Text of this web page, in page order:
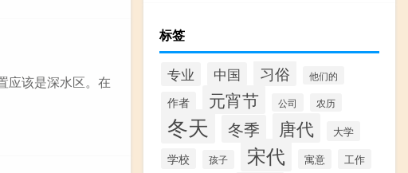
应该是深水区。在
标签
专业 中国 习俗 他们的
作者 元宵节 公司 农历
冬天 冬季 唐代 大学
学校 孩子 宋代 寓意 工作